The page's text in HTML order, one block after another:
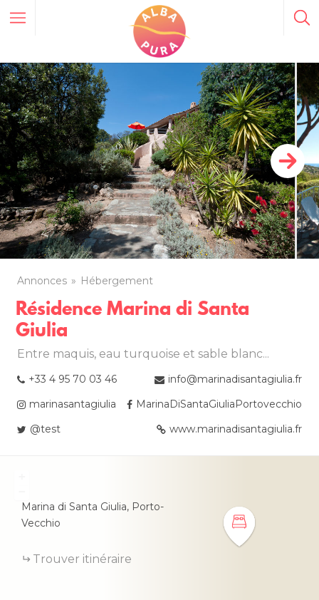
Annonces Hébergement
Résidence Marina di Santa
Giulia
Entre maquis, eau turquoise et sable blanc...
+33 4 95 70 03 46
info@marinadisantagiulia.fr
marinasantagiulia
MarinaDiSantaGiuliaPortovecchio
@test
www.marinadisantagiulia.fr
Marina di Santa Giulia, Porto-
Vecchio
Trouver itinéraire